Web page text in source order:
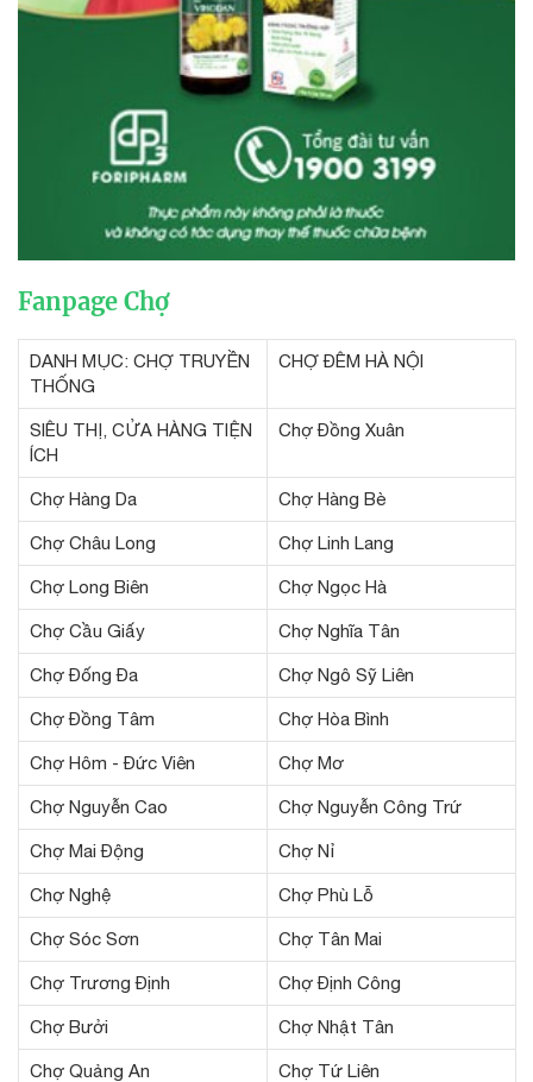
Fanpage Chợ
DANH MỤC: CHỢ TRUYỀN
THỐNG
CHỢ ĐÊM HÀ NỘI
SIÊU THỊ, CỬA HÀNG TIỆN
ÍCH
Chợ Đồng Xuân
Chợ Hàng Da Chợ Hàng Bè
Chợ Châu Long Chợ Linh Lang
Chợ Long Biên Chợ Ngọc Hà
Chợ Cầu Giấy Chợ Nghĩa Tân
Chợ Đống Đa Chợ Ngô Sỹ Liên
Chợ Đồng Tâm Chợ Hòa Bình
Chợ Hôm - Đức Viên Chợ Mơ
Chợ Nguyễn Cao Chợ Nguyễn Công Trứ
Chợ Mai Động Chợ Nỉ
Chợ Nghệ Chợ Phù Lỗ
Chợ Sóc Sơn Chợ Tân Mai
Chợ Trương Định Chợ Định Công
Chợ Bưởi Chợ Nhật Tân
Chợ Quảng An Chợ Tứ Liên